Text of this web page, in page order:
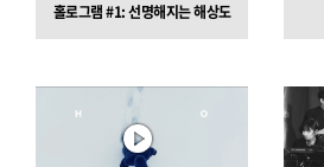
홀로그램 #1: 선명해지는 해상도